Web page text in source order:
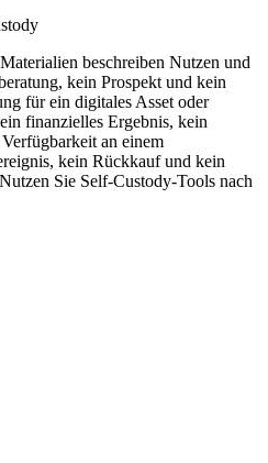
beschreiben Nutzen und
kein Prospekt und kein
für ein digitales Asset oder
finanzielles Ergebnis, kein
an einem
kein Rückkauf und kein
Sie Self-Custody-Tools nach